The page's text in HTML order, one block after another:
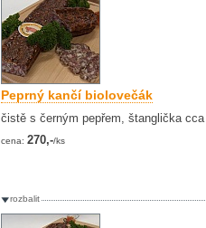
Peprný kančí biolovečák
čistě s černým pepřem, štanglička cca
cena: 270,-/ks
rozbalit